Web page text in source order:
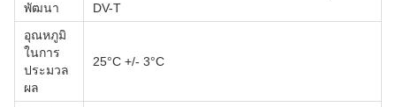
พัฒนา
DV-T
อุณหภูมิ
ในการ
ประมวล
ผล
25°C +/- 3°C